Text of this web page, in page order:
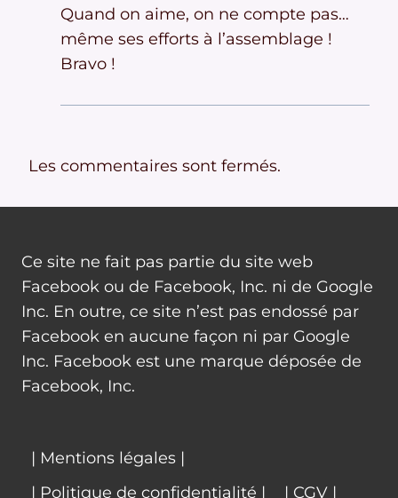
Quand on aime, on ne compte pas…
même ses efforts à l’assemblage !
Bravo !
Les commentaires sont fermés.
Ce site ne fait pas partie du site web
Facebook ou de Facebook, Inc. ni de Google
Inc. En outre, ce site n’est pas endossé par
Facebook en aucune façon ni par Google
Inc. Facebook est une marque déposée de
Facebook, Inc.
| Mentions légales |
| Politique de confidentialité |
| CGV |